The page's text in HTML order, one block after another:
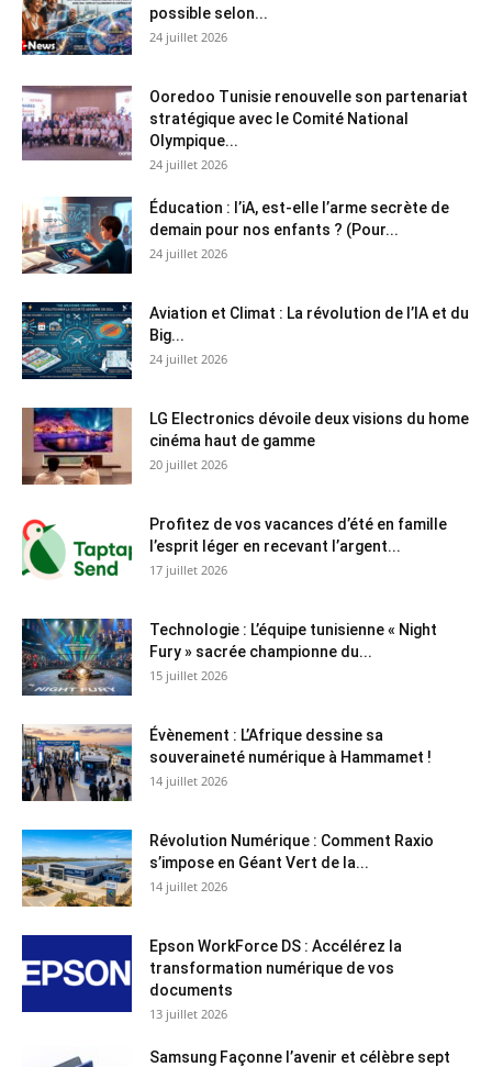
possible selon...
24 juillet 2026
Ooredoo Tunisie renouvelle son partenariat
stratégique avec le Comité National
Olympique...
24 juillet 2026
Éducation : l’iA, est-elle l’arme secrète de
demain pour nos enfants ? (Pour...
24 juillet 2026
Aviation et Climat : La révolution de l’IA et du
Big...
24 juillet 2026
LG Electronics dévoile deux visions du home
cinéma haut de gamme
20 juillet 2026
Profitez de vos vacances d’été en famille
l’esprit léger en recevant l’argent...
17 juillet 2026
Technologie : L’équipe tunisienne « Night
Fury » sacrée championne du...
15 juillet 2026
Évènement : L’Afrique dessine sa
souveraineté numérique à Hammamet !
14 juillet 2026
Révolution Numérique : Comment Raxio
s’impose en Géant Vert de la...
14 juillet 2026
Epson WorkForce DS : Accélérez la
transformation numérique de vos
documents
13 juillet 2026
Samsung Façonne l’avenir et célèbre sept